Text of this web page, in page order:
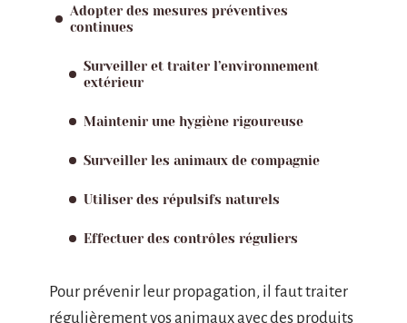
Adopter des mesures préventives
continues
Surveiller et traiter l’environnement
extérieur
Maintenir une hygiène rigoureuse
Surveiller les animaux de compagnie
Utiliser des répulsifs naturels
Effectuer des contrôles réguliers
Pour prévenir leur propagation, il faut traiter
régulièrement vos animaux avec des produits